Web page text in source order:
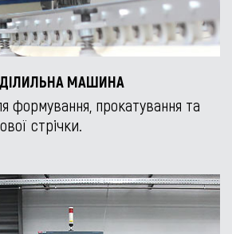
МАШИНА
формування, прокатування та
стрічки.